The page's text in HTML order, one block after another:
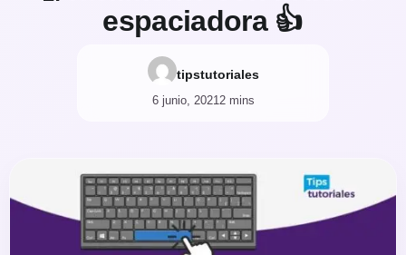
espaciadora 👍
tipstutoriales
6 junio, 20212 mins